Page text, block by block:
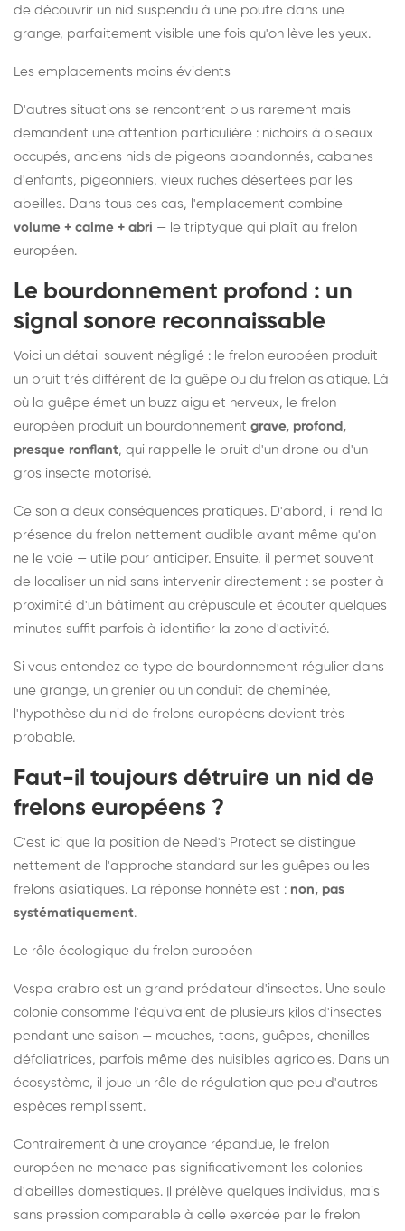
de découvrir un nid suspendu à une poutre dans une
grange, parfaitement visible une fois qu'on lève les yeux.
Les emplacements moins évidents
D'autres situations se rencontrent plus rarement mais
demandent une attention particulière : nichoirs à oiseaux
occupés, anciens nids de pigeons abandonnés, cabanes
d'enfants, pigeonniers, vieux ruches désertées par les
abeilles. Dans tous ces cas, l'emplacement combine
volume + calme + abri — le triptyque qui plaît au frelon
européen.
Le bourdonnement profond : un
signal sonore reconnaissable
Voici un détail souvent négligé : le frelon européen produit
un bruit très différent de la guêpe ou du frelon asiatique. Là
où la guêpe émet un buzz aigu et nerveux, le frelon
européen produit un bourdonnement grave, profond,
presque ronflant, qui rappelle le bruit d'un drone ou d'un
gros insecte motorisé.
Ce son a deux conséquences pratiques. D'abord, il rend la
présence du frelon nettement audible avant même qu'on
ne le voie — utile pour anticiper. Ensuite, il permet souvent
de localiser un nid sans intervenir directement : se poster à
proximité d'un bâtiment au crépuscule et écouter quelques
minutes suffit parfois à identifier la zone d'activité.
Si vous entendez ce type de bourdonnement régulier dans
une grange, un grenier ou un conduit de cheminée,
l'hypothèse du nid de frelons européens devient très
probable.
Faut-il toujours détruire un nid de
frelons européens ?
C'est ici que la position de Need's Protect se distingue
nettement de l'approche standard sur les guêpes ou les
frelons asiatiques. La réponse honnête est : non, pas
systématiquement.
Le rôle écologique du frelon européen
Vespa crabro est un grand prédateur d'insectes. Une seule
colonie consomme l'équivalent de plusieurs kilos d'insectes
pendant une saison — mouches, taons, guêpes, chenilles
défoliatrices, parfois même des nuisibles agricoles. Dans un
écosystème, il joue un rôle de régulation que peu d'autres
espèces remplissent.
Contrairement à une croyance répandue, le frelon
européen ne menace pas significativement les colonies
d'abeilles domestiques. Il prélève quelques individus, mais
sans pression comparable à celle exercée par le frelon